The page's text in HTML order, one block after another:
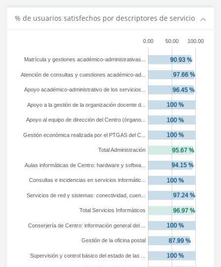
% de usuarios satisfechos por descriptores de servicio
0.00 50.00 100.00
Supervisión y control básico del estado de las ...
Gestión de la oficina postal
Conserjería de Centro: información general del ...
Total Servicios Informáticos
Servicios de red y sistemas: conectividad, cuen...
Consultas e incidencias en servicios informátic...
Aulas informáticas de Centro: hardware y softwa...
Total Administración
Gestión económica realizada por el PTGAS del C...
Apoyo al equipo de dirección del Centro (órgano...
Apoyo a la gestión de la organización docente d...
Apoyo académico-administrativo de los servicios...
Atención de consultas y cuestiones académico-ad...
Matrícula y gestiones académico-administrativas...